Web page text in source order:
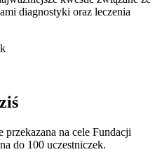
diagnostyki oraz leczenia
przekazana na cele Fundacji
do 100 uczestniczek.